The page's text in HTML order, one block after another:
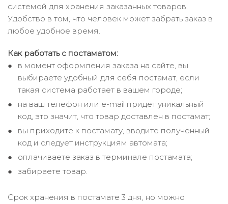
системой для хранения заказанных товаров.
Удобство в том, что человек может забрать заказ в
любое удобное время.
Как работать с постаматом:
в момент оформления заказа на сайте, вы
выбираете удобный для себя постамат, если
такая система работает в вашем городе;
на ваш телефон или e-mail придет уникальный
код, это значит, что товар доставлен в постамат;
вы приходите к постамату, вводите полученный
код и следует инструкциям автомата;
оплачиваете заказ в терминале постамата;
забираете товар.
Срок хранения в постамате 3 дня, но можно